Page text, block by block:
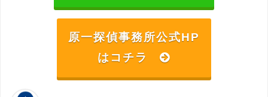
原一探偵事務所公式HP
はコチラ